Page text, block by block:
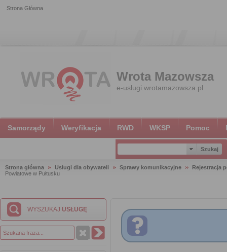
Strona Główna
Wrota Mazowsza
e-uslugi.wrotamazowsza.pl
Samorządy Weryfikacja RWD WKSP Pomoc
Strona główna Usługi dla obywateli Sprawy komunikacyjne
Rejestracja
Powiatowe w Pułtusku
WYSZUKAJ USŁUGĘ